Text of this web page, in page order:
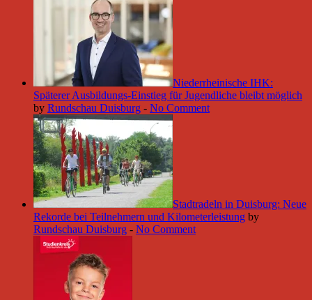
Niederrheinische IHK:
Späterer Ausbildungs-Einstieg für Jugendliche bleibt möglich
by Rundschau Duisburg - No Comment
Stadtradeln in Duisburg: Neue
Rekorde bei Teilnehmern und Kilometerleistung by
Rundschau Duisburg - No Comment